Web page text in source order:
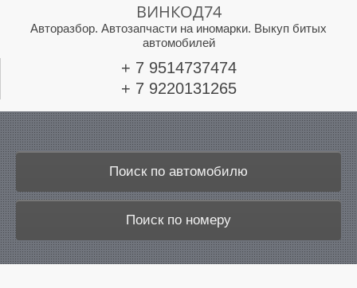
ВИНКОД74
Авторазбор. Автозапчасти на иномарки. Выкуп битых
автомобилей
+ 7 9514737474
+ 7 9220131265
Поиск по автомобилю
Поиск по номеру